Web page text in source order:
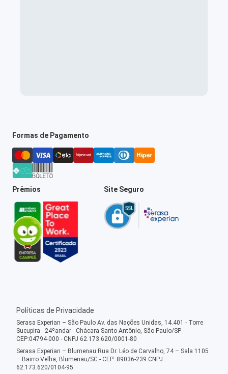
Formas de Pagamento
Prêmios Site Seguro
Políticas de Privacidade
Serasa Experian – São Paulo Av. das Nações Unidas, 14.401 - Torre
Sucupira - 24ºandar - Chácara Santo Antônio, São Paulo/SP -
CEP:04794-000 - CNPJ 62.173.620/0001-80
Serasa Experian – Blumenau Rua Dr. Léo de Carvalho, 74 – Sala 1105
– Bairro Velha, Blumenau/SC - CEP: 89036-239 CNPJ
62.173.620/0104-95